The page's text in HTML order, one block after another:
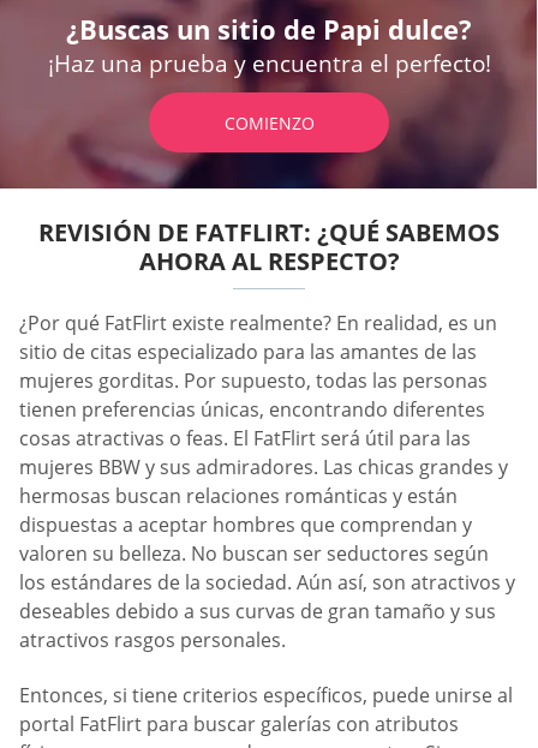
¿Buscas un sitio de Papi dulce?
¡Haz una prueba y encuentra el perfecto!
COMIENZO
REVISIÓN DE FATFLIRT: ¿QUÉ SABEMOS
AHORA AL RESPECTO?
¿Por qué FatFlirt existe realmente? En realidad, es un
sitio de citas especializado para las amantes de las
mujeres gorditas. Por supuesto, todas las personas
tienen preferencias únicas, encontrando diferentes
cosas atractivas o feas. El FatFlirt será útil para las
mujeres BBW y sus admiradores. Las chicas grandes y
hermosas buscan relaciones románticas y están
dispuestas a aceptar hombres que comprendan y
valoren su belleza. No buscan ser seductores según
los estándares de la sociedad. Aún así, son atractivos y
deseables debido a sus curvas de gran tamaño y sus
atractivos rasgos personales.
Entonces, si tiene criterios específicos, puede unirse al
portal FatFlirt para buscar galerías con atributos